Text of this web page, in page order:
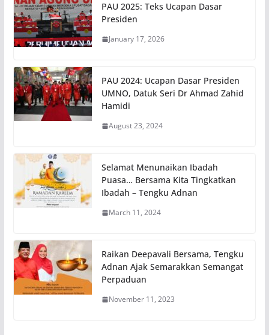
PAU 2025: Teks Ucapan Dasar
Presiden
January 17, 2026
PAU 2024: Ucapan Dasar Presiden
UMNO, Datuk Seri Dr Ahmad Zahid
Hamidi
August 23, 2024
Selamat Menunaikan Ibadah
Puasa… Bersama Kita Tingkatkan
Ibadah – Tengku Adnan
March 11, 2024
Raikan Deepavali Bersama, Tengku
Adnan Ajak Semarakkan Semangat
Perpaduan
November 11, 2023